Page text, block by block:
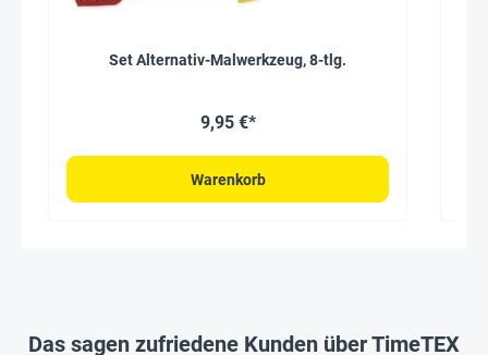
Set Alternativ-Malwerkzeug, 8-tlg.
9,95 €*
Warenkorb
Das sagen zufriedene Kunden über TimeTEX